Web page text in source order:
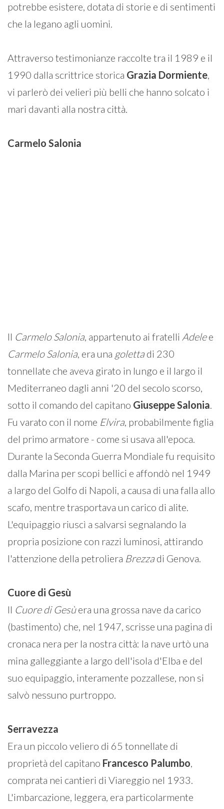
potrebbe esistere, dotata di storie e di sentimenti
che la legano agli uomini.
Attraverso testimonianze raccolte tra il 1989 e il
1990 dalla scrittrice storica Grazia Dormiente,
vi parlerò dei velieri più belli che hanno solcato i
mari davanti alla nostra città.
Carmelo Salonia
Il Carmelo Salonia , appartenuto ai fratelli Adelee
Carmelo Salonia , era una goletta di 230
tonnellate che aveva girato in lungo e il largo il
Mediterraneo dagli anni '20 del secolo scorso,
sotto il comando del capitano GiuseppeSalonia
Fu varato con il nome Elvira , probabilmente figlia
del primo armatore - come si usava all'epoca.
Durante la Seconda Guerra Mondiale fu requisito
dalla Marina per scopi bellici e affondò nel 1949
a largo del Golfo di Napoli, a causa di una falla allo
scafo, mentre trasportava un carico di alite.
L'equipaggio riuscì a salvarsi segnalando la
propria posizione con razzi luminosi, attirando
l'attenzione della petroliera Brezza di Genova.
Cuore di Gesù
Il Cuore di Gesùera una grossa nave da carico
(bastimento) che, nel 1947, scrisse una pagina di
cronaca nera per la nostra città: la nave urtò una
mina galleggiante a largo dell'isola d'Elba e del
suo equipaggio, interamente pozzallese, non si
salvò nessuno purtroppo.
Serravezza
Era un piccolo veliero di 65 tonnellate di
proprietà del capitano Francesco Palumbo
comprata nei cantieri di Viareggio nel 1933.
L'imbarcazione, leggera, era particolarmente